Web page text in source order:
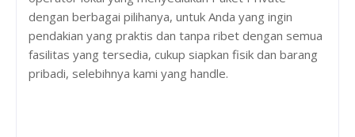
dengan berbagai pilihanya, untuk Anda yang ingin
pendakian yang praktis dan tanpa ribet dengan semua
fasilitas yang tersedia, cukup siapkan fisik dan barang
pribadi, selebihnya kami yang handle.